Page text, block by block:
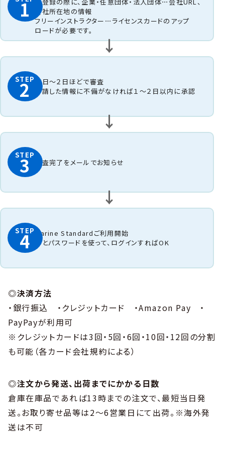
1
会社所在地の情報
フリーインストラクター⋯ライセンスカードのアップ
ロードが必要です。
STEP
2
即日～２日ほどで審査
申請した情報に不備がなければ１～２日以内に承認
STEP
3 審査完了をメールでお知らせ
STEP
4
Marine Standardご利用開始
IDとパスワードを使って、ログインすればOK
◎決済方法
・銀行振込 ・クレジットカード ・Amazon Pay ・
PayPayが利用可
※クレジットカードは3回・5回・6回・10回・12回の分割
も可能（各カード会社規約による）
◎注文から発送、出荷までにかかる日数
倉庫在庫品であれば13時までの注文で、最短当日発
送。お取り寄せ品等は2～6営業日にて出荷。※海外発
送は不可